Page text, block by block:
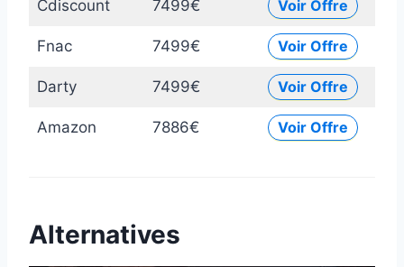
Cdiscount 7499€ Voir Offre
Fnac 7499€ Voir Offre
Darty 7499€ Voir Offre
Amazon 7886€ Voir Offre
Alternatives